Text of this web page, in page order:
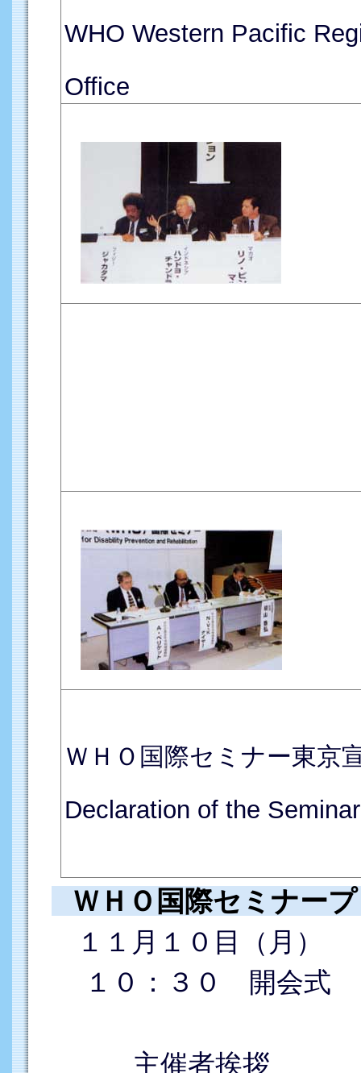
WHO Western Pacific
Office
ＷＨＯ国際セミナー東京
Declaration of the Seminar
ＷＨＯ国際セミナー
１１月１０目（月）
１０：３０ 開会式
主催者挨拶